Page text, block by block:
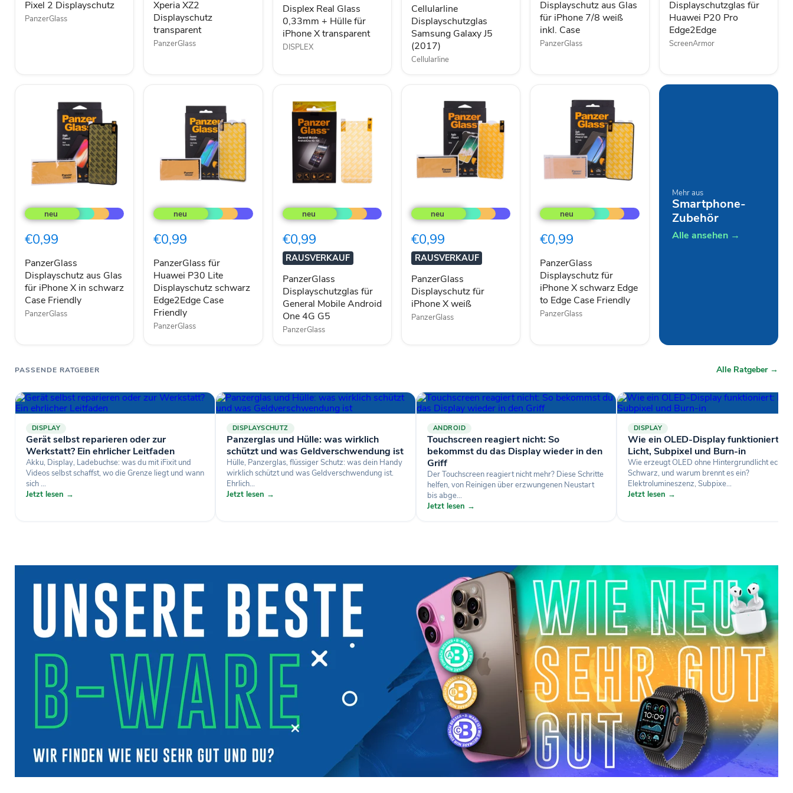
Pixel 2 Displayschutz
PanzerGlass
Xperia XZ2
Displayschutz
transparent
PanzerGlass
iPhone
X
transparent
Displex Real Glass
0,33mm + Hülle für
iPhone X transparent
DISPLEX
Cellularline
Displayschutzglas
Samsung Galaxy J5
(2017)
Cellularline
weiß
inkl.
Case
Displayschutz aus Glas
für iPhone 7/8 weiß
inkl. Case
PanzerGlass
Displayschutzglas für
Huawei P20 Pro
Edge2Edge
ScreenArmor
Displayschutz
aus
für
X
in
schwarz
Case
Friendly
€0,99
PanzerGlass
Displayschutz aus Glas
für iPhone X in schwarz
Case Friendly
PanzerGlass
für
Huawei
Lite
schwarz
Edge2Edge
Case
Friendly
€0,99
PanzerGlass für
Huawei P30 Lite
Displayschutz schwarz
Edge2Edge Case
Friendly
PanzerGlass
Displayschutzglas
für
Mobile
Android
One
4G
G5
€0,99
RAUSVERKAUF
PanzerGlass
Displayschutzglas für
General Mobile Android
One 4G G5
PanzerGlass
Displayschutz
für
X
weiß
€0,99
RAUSVERKAUF
PanzerGlass
Displayschutz für
iPhone X weiß
PanzerGlass
Displayschutz
für
X
Edge
to
Edge
Case
Friendly
€0,99
PanzerGlass
Displayschutz für
iPhone X schwarz Edge
to Edge Case Friendly
PanzerGlass
Mehr aus
Smartphone-
Zubehör
Alle ansehen →
PASSENDE RATGEBER Alle Ratgeber →
DISPLAY
Gerät selbst reparieren oder zur
Werkstatt? Ein ehrlicher Leitfaden
Akku, Display, Ladebuchse: was du mit iFixit und
Videos selbst schaffst, wo die Grenze liegt und wann
sich ...
Jetzt lesen →
DISPLAYSCHUTZ
Panzerglas und Hülle: was wirklich
schützt und was Geldverschwendung ist
Hülle, Panzerglas, flüssiger Schutz: was dein Handy
wirklich schützt und was Geldverschwendung ist.
Ehrlich...
Jetzt lesen →
ANDROID
Touchscreen reagiert nicht: So
bekommst du das Display wieder in den
Griff
Der Touchscreen reagiert nicht mehr? Diese Schritte
helfen, von Reinigen über erzwungenen Neustart
bis abge...
Jetzt lesen →
DISPLAY
Wie ein OLED-Display funktioniert:
Licht, Subpixel und Burn-in
Wie erzeugt OLED ohne Hintergrundlicht echtes
Schwarz, und warum brennt es ein?
Elektrolumineszenz, Subpixe...
Jetzt lesen →